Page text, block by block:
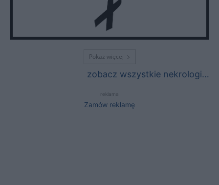
Pokaż więcej
zobacz wszystkie nekrologi…
reklama
Zamów reklamę